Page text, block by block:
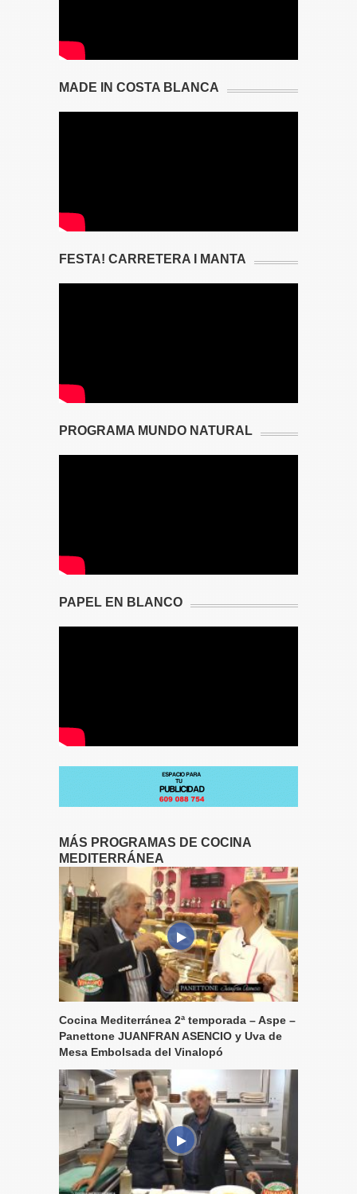
MADE IN COSTA BLANCA
FESTA! CARRETERA I MANTA
PROGRAMA MUNDO NATURAL
PAPEL EN BLANCO
MÁS PROGRAMAS DE COCINA
MEDITERRÁNEA
Cocina Mediterránea 2ª temporada – Aspe –
Panettone JUANFRAN ASENCIO y Uva de
Mesa Embolsada del Vinalopó